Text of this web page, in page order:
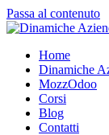
Passa al contenuto
Home
Dinamiche
MozzOdoo
Corsi
Blog
Contatti